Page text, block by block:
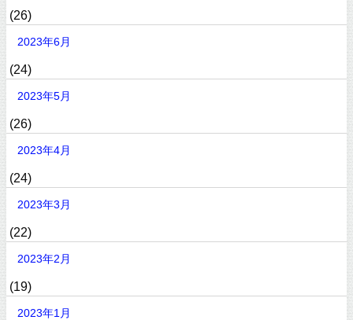
(26)
2023年6月
(24)
2023年5月
(26)
2023年4月
(24)
2023年3月
(22)
2023年2月
(19)
2023年1月